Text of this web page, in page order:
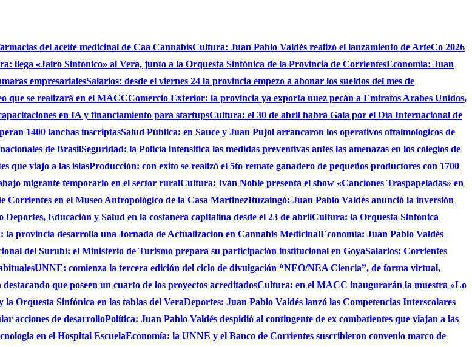
del aceite medicinal de Caa CannabisCultura: Juan Pablo Valdés realizó el lanzamiento de ArteCo 2026
llega «Jairo Sinfónico» al Vera, junto a la Orquesta Sinfónica de la Provincia de CorrientesEconomía: Juan
empresarialesSalarios: desde el viernes 24 la provincia empezo a abonar los sueldos del mes de
que se realizará en el MACCComercio Exterior: la provincia ya exporta nuez pecán a Emiratos Arabes Unidos,
en IA y financiamiento para startupsCultura: el 30 de abril habrá Gala por el Día Internacional de
1400 lanchas inscriptasSalud Pública: en Sauce y Juan Pujol arrancaron los operativos oftalmologicos de
de BrasilSeguridad: la Policía intensifica las medidas preventivas antes las amenazas en los colegios de
que viajo a las islasProducción: con exito se realizó el 5to remate ganadero de pequeños productores con 1700
migrante temporario en el sector ruralCultura: Iván Noble presenta el show «Canciones Traspapeladas» en
en el Museo Antropológico de la Casa MartinezItuzaingó: Juan Pablo Valdés anunció la inversión
Deportes, Educación y Salud en la costanera capitalina desde el 23 de abrilCultura: la Orquesta Sinfónica
la provincia desarrolla una Jornada de Actualizacion en Cannabis MedicinalEconomía: Juan Pablo Valdés
del Surubí: el Ministerio de Turismo prepara su participación institucional en GoyaSalarios: Corrientes
UNNE: comienza la tercera edición del ciclo de divulgación “NEO/NEA Ciencia”, de forma virtual,
que poseen un cuarto de los proyectos acreditadosCultura: en el MACC inaugurarán la muestra «Lo
Orquesta Sinfónica en las tablas del VeraDeportes: Juan Pablo Valdés lanzó las Competencias Interscolares
acciones de desarrolloPolítica: Juan Pablo Valdés despidió al contingente de ex combatientes que viajan a las
en el Hospital EscuelaEconomía: la UNNE y el Banco de Corrientes suscribieron convenio marco de